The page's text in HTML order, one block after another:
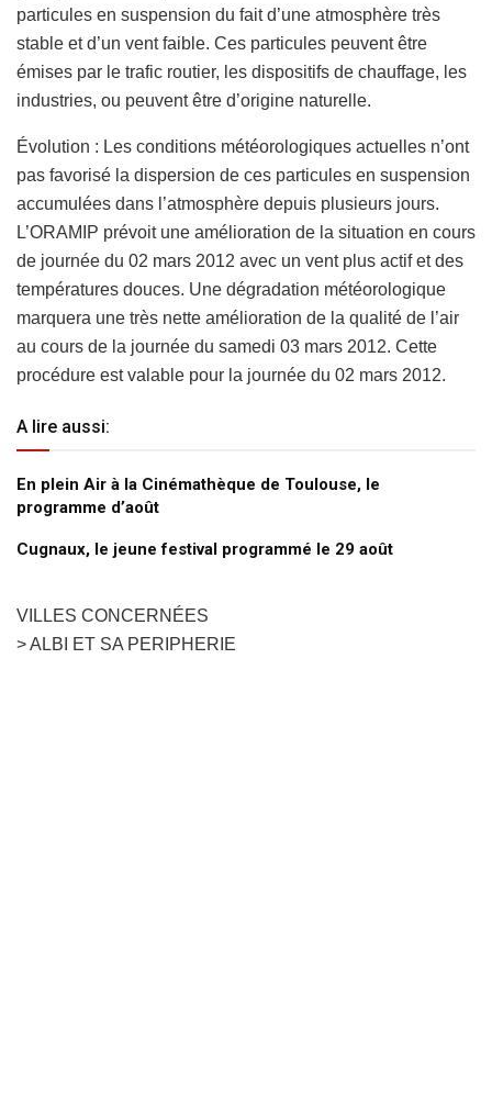
particules en suspension du fait d’une atmosphère très
stable et d’un vent faible. Ces particules peuvent être
émises par le trafic routier, les dispositifs de chauffage, les
industries, ou peuvent être d’origine naturelle.
Évolution : Les conditions météorologiques actuelles n’ont
pas favorisé la dispersion de ces particules en suspension
accumulées dans l’atmosphère depuis plusieurs jours.
L’ORAMIP prévoit une amélioration de la situation en cours
de journée du 02 mars 2012 avec un vent plus actif et des
températures douces. Une dégradation météorologique
marquera une très nette amélioration de la qualité de l’air
au cours de la journée du samedi 03 mars 2012. Cette
procédure est valable pour la journée du 02 mars 2012.
A lire aussi:
En plein Air à la Cinémathèque de Toulouse, le
programme d’août
Cugnaux, le jeune festival programmé le 29 août
VILLES CONCERNÉES
> ALBI ET SA PERIPHERIE